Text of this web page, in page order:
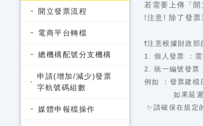
開立發票流程
電商平台轉檔
總機構配號分支機構
申請(增加/減少)發票
字軌號碼組數
媒體申報檔操作
若需要上傳「
!注意! 除了發
❗注意根據財政
1. 個人發票 ：需
2. 統一編號發票
例如 ：發票建檔
如果延遲至7
✨請確保在規定